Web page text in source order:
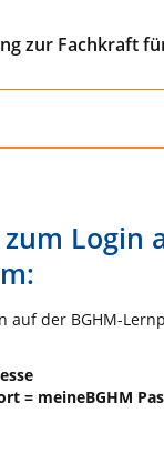
zur Fachkraft
Login
auf der BGHM-
= meineBGHM